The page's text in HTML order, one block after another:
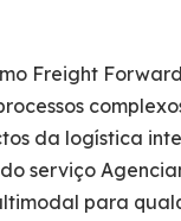
Freight
da logística
serviço
para